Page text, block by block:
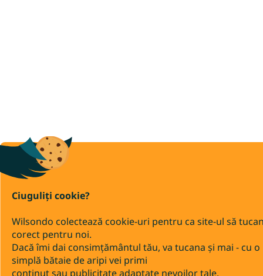
Ciuguliți cookie?
Wilsondo colectează cookie-uri pentru ca site-ul să
corect pentru noi.
Dacă îmi dai consimțământul tău, va tucana și mai - cu o
simplă bătaie de aripi vei primi
conținut sau publicitate adaptate nevoilor tale.